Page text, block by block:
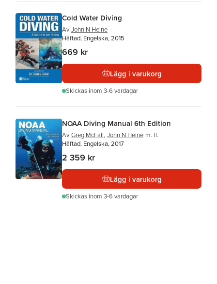
Cold Water Diving
Av John N Heine
Häftad, Engelska, 2015
669 kr
Lägg i varukorg
Skickas inom 3-6 vardagar
NOAA Diving Manual 6th Edition
Av Greg McFall, John N Heine m. fl.
Häftad, Engelska, 2017
2 359 kr
Lägg i varukorg
Skickas inom 3-6 vardagar